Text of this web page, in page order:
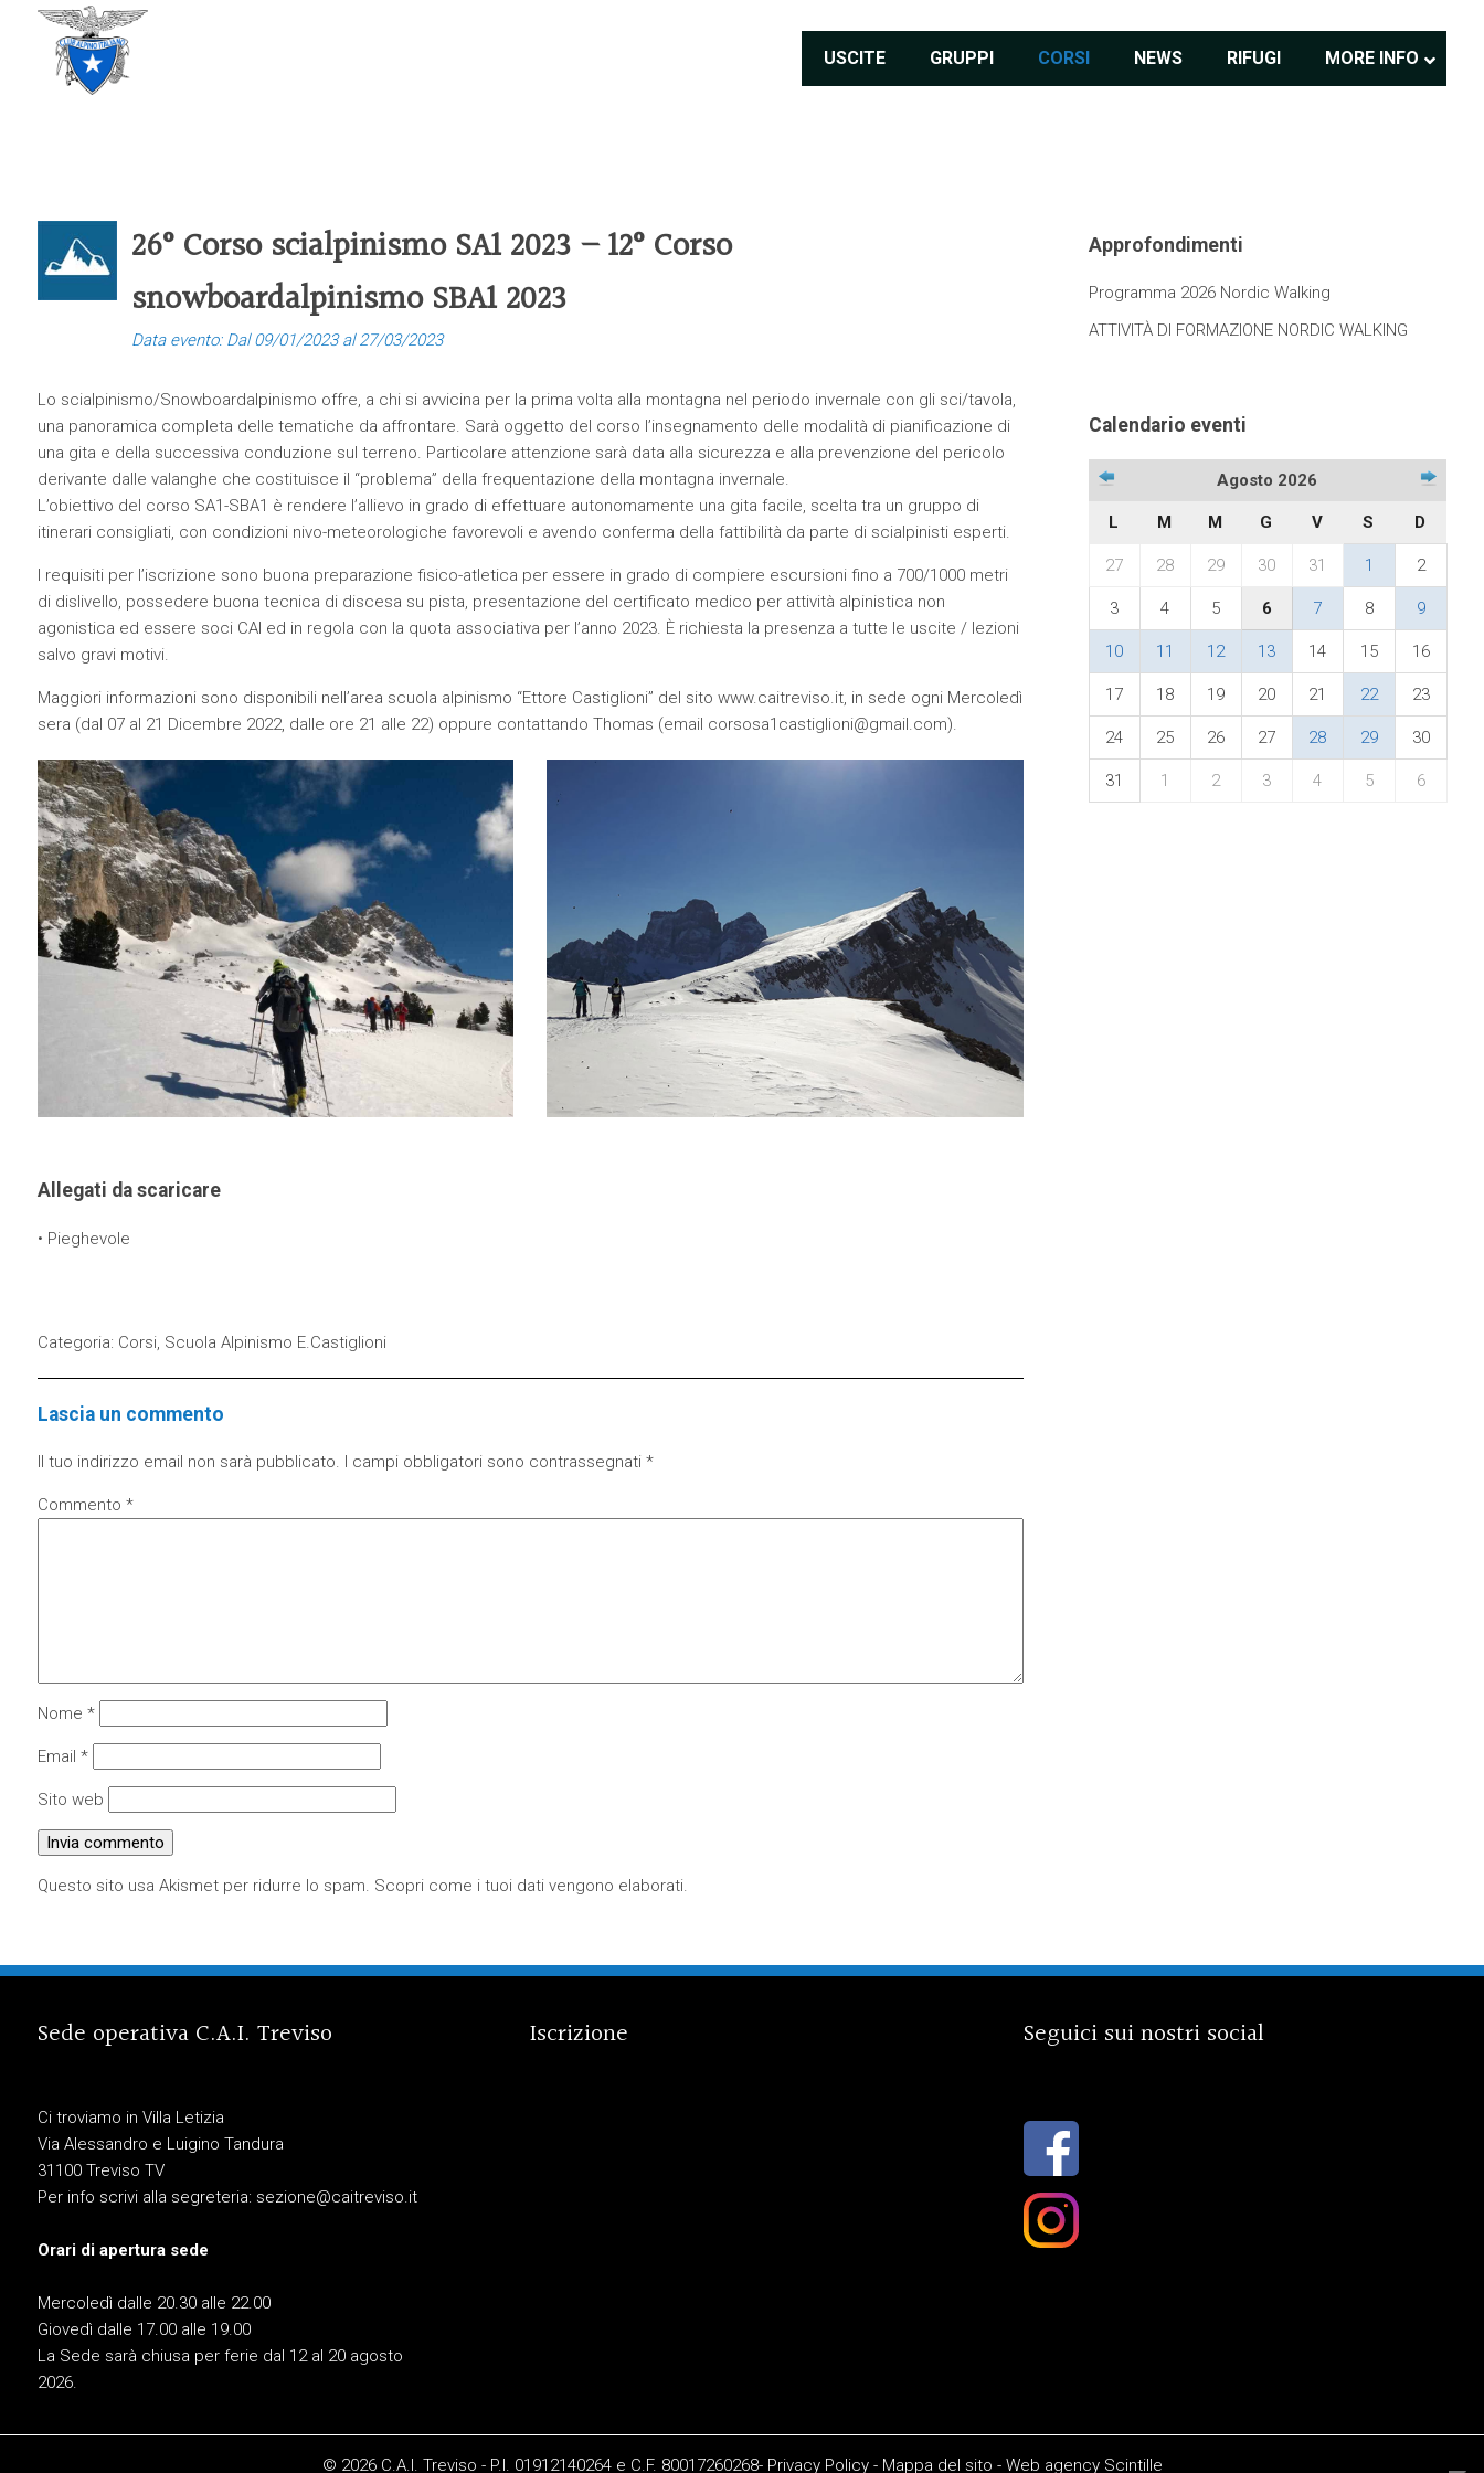
USCITE GRUPPI CORSI NEWS RIFUGI MORE INFO
26° Corso scialpinismo SA1 2023 – 12° Corso
snowboardalpinismo SBA1 2023
Data evento: Dal 09/01/2023 al 27/03/2023
Lo scialpinismo/Snowboardalpinismo offre, a chi si avvicina per la prima volta alla montagna nel periodo invernale con gli sci/tavola,
una panoramica completa delle tematiche da affrontare. Sarà oggetto del corso l’insegnamento delle modalità di pianificazione di
una gita e della successiva conduzione sul terreno. Particolare attenzione sarà data alla sicurezza e alla prevenzione del pericolo
derivante dalle valanghe che costituisce il “problema” della frequentazione della montagna invernale.
L’obiettivo del corso SA1-SBA1 è rendere l’allievo in grado di effettuare autonomamente una gita facile, scelta tra un gruppo di
itinerari consigliati, con condizioni nivo-meteorologiche favorevoli e avendo conferma della fattibilità da parte di scialpinisti esperti.
I requisiti per l’iscrizione sono buona preparazione fisico-atletica per essere in grado di compiere escursioni fino a 700/1000 metri
di dislivello, possedere buona tecnica di discesa su pista, presentazione del certificato medico per attività alpinistica non
agonistica ed essere soci CAI ed in regola con la quota associativa per l’anno 2023. È richiesta la presenza a tutte le uscite / lezioni
salvo gravi motivi.
Maggiori informazioni sono disponibili nell’area scuola alpinismo “Ettore Castiglioni” del sito www.caitreviso.it, in sede ogni Mercoledì
sera (dal 07 al 21 Dicembre 2022, dalle ore 21 alle 22) oppure contattando Thomas (email corsosa1castiglioni@gmail.com).
Allegati da scaricare
• Pieghevole
Categoria: Corsi, Scuola Alpinismo E.Castiglioni
Lascia un commento
Il tuo indirizzo email non sarà pubblicato. I campi obbligatori sono contrassegnati *
Commento *
Nome *
Email *
Sito web
Questo sito usa Akismet per ridurre lo spam. Scopri come i tuoi dati vengono elaborati.
Approfondimenti
Programma 2026 Nordic Walking
ATTIVITÀ DI FORMAZIONE NORDIC WALKING
Calendario eventi
Agosto 2026
L M M G V S D
27 28 29 30 31 1 2
3 4 5 6 7 8 9
10 11 12 13 14 15 16
17 18 19 20 21 22 23
24 25 26 27 28 29 30
31 1 2 3 4 5 6
Sede operativa C.A.I. Treviso
Ci troviamo in Villa Letizia
Via Alessandro e Luigino Tandura
31100 Treviso TV
Per info scrivi alla segreteria: sezione@caitreviso.it
Orari di apertura sede
Mercoledì dalle 20.30 alle 22.00
Giovedì dalle 17.00 alle 19.00
La Sede sarà chiusa per ferie dal 12 al 20 agosto
2026.
Iscrizione Seguici sui nostri social
© 2026 C.A.I. Treviso - P.I. 01912140264 e C.F. 80017260268- Privacy Policy- Mappa del sito - Web agency Scintille